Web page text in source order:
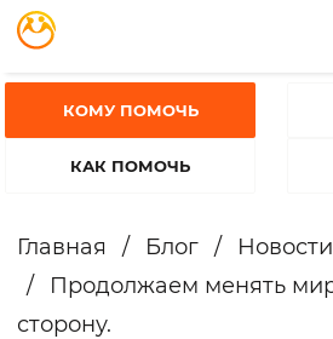
КОМУ ПОМОЧЬ
КАК ПОМОЧЬ
Главная / Блог /
Новости
/
Продолжаем менять
сторону.